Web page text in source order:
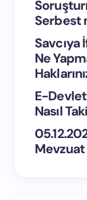
Serbest
Savcıya
Ne
E-Devlet
Nasıl